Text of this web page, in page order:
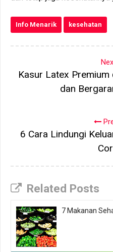
Info Menarik kesehatan
Kasur Latex
dan
6 Cara Lindungi
Related Posts
7 Makanan